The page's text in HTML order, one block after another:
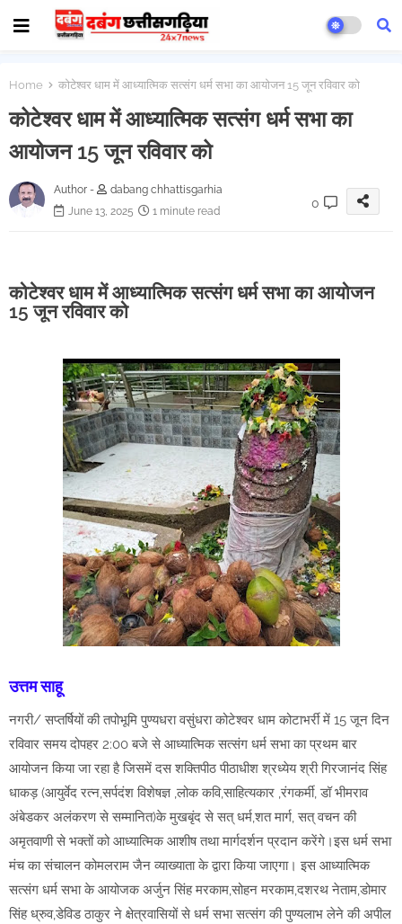
Home कोटेश्वर धाम में आध्यात्मिक सत्संग धर्म सभा का आयोजन 15 जून रविवार को
कोटेश्वर धाम में आध्यात्मिक सत्संग धर्म सभा का
आयोजन 15 जून रविवार को
Author -
dabang chhattisgarhia
June 13, 2025
1 minute read
0
कोटेश्वर धाम में आध्यात्मिक सत्संग धर्म सभा का आयोजन
15 जून रविवार को
उत्तम साहू
नगरी/ सप्तर्षियों की तपोभूमि पुण्यधरा वसुंधरा कोटेश्वर धाम कोटाभर्री में 15 जून दिन
रविवार समय दोपहर 2:00 बजे से आध्यात्मिक सत्संग धर्म सभा का प्रथम बार
आयोजन किया जा रहा है जिसमें दस शक्तिपीठ पीठाधीश श्रध्येय श्री गिरजानंद सिंह
धाकड़ (आयुर्वेद रत्न,सर्पदंश विशेषज्ञ ,लोक कवि,साहित्यकार ,रंगकर्मी, डॉ भीमराव
अंबेडकर अलंकरण से सम्मानित)के मुखबृंद से सत् धर्म,शत मार्ग, सत् वचन की
अमृतवाणी से भक्तों को आध्यात्मिक आशीष तथा मार्गदर्शन प्रदान करेंगे।इस धर्म सभा
मंच का संचालन कोमलराम जैन व्याख्याता के द्वारा किया जाएगा। इस आध्यात्मिक
सत्संग धर्म सभा के आयोजक अर्जुन सिंह मरकाम,सोहन मरकाम,दशरथ नेताम,डोमार
सिंह ध्रुव,डेविड ठाकुर ने क्षेत्रवासियों से धर्म सभा सत्संग की पुण्यलाभ लेने की अपील